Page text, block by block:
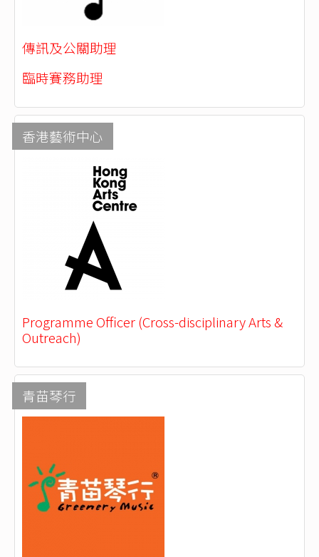
傳訊及公關助理
臨時賽務助理
香港藝術中心
Programme Officer (Cross-disciplinary Arts &
Outreach)
青苗琴行